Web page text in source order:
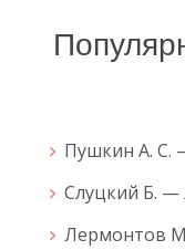
Пушкин А. С.
Слуцкий Б.
Лермонтов